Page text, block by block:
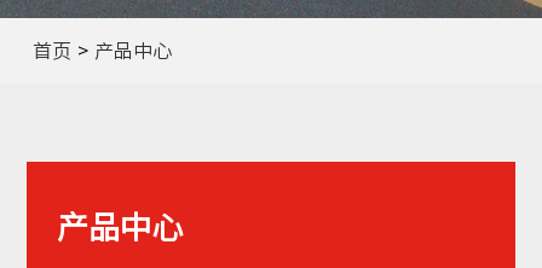
首页 > 产品中心
产品中心